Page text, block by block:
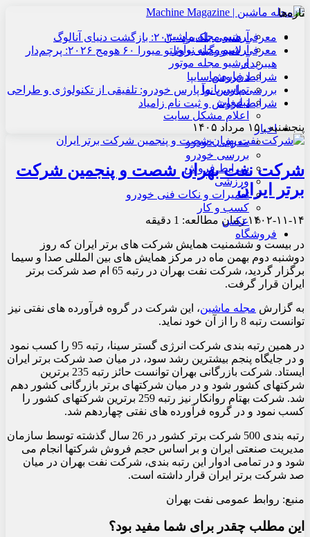
آرشیو مجله ماشین
آرشیو مجله نوآور
آرشیو مجله موتور
درباره ما
تماس با ما
تبلیغات
اعلام مشکل سایت
اخبار
معرفی خودرو
بررسی خودرو
شرایط فروش
ورزشی
تعمیرات و نکات فنی خودرو
کسب و کار
عکس
فروشگاه
تازه‌ها
معرفی هنسی بلک‌برد ۲۰۳۰: بازگشت دنیای آنالوگ
معرفی لامبورگینی روئلتو میورا ۶۰ هومج ۲۰۲۶: پرچم‌دار
هیبریدی
شرایط فروش سایپا
بررسی پارس نوآ پارس خودرو: تلفیقی از تکنولوژی و طراحی
شرایط فروش و ثبت نام زامیاد
پنجشنبه , ۱۵ مرداد ۱۴۰۵
شرکت نفت بهران شصت و پنجمین شرکت
برتر ایران
۱۴۰۲-۱۱-۱۴زمان مطالعه: 1 دقیقه
در بیست و ششمنیت همایش شرکت های برتر ایران که روز
دوشنبه دوم بهمن ماه در مرکز همایش های بین المللی صدا و سیما
برگزار گردید، شرکت نفت بهران در رتبه 65 ام صد شرکت برتر
ایران قرار گرفت.
به گزارش مجله ماشین، این شرکت در گروه فرآورده های نفتی نیز
توانست رتبه 8 را از آن خود نماید.
در همین رتبه بندی شرکت انرژی گستر سینا، رتبه 95 را کسب نمود
و در جایگاه پنجم بیشترین رشد سود، در میان صد شرکت برتر ایران
ایستاد. شرکت بازرگانی بهران توانست حائز رتبه 235 برترین
شرکتهای کشور شود و در میان شرکتهای برتر بازرگانی کشور دهم
شد. شرکت بهتام روانکار نیز رتبه 259 برترین شرکتهای کشور را
کسب نمود و در گروه فرآورده های نفتی چهاردهم شد.
رتبه بندی 500 شرکت برتر کشور در 26 سال گذشته توسط سازمان
مدیریت صنعتی ایران و بر اساس حجم فروش شرکتها انجام می
شود و در تمامی ادوار این رتبه بندی، شرکت نفت بهران در میان
صد شرکت برتر ایران قرار داشته است.
منبع: روابط عمومی نفت بهران
این مطلب چقدر برای شما مفید بود؟